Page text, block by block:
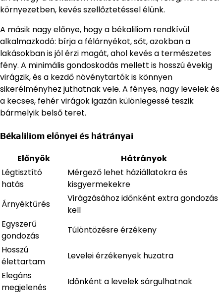
környezetben, kevés szellőztetéssel élünk.
A másik nagy előnye, hogy a békaliliom rendkívül
alkalmazkodó: bírja a félárnyékot, sőt, azokban a
lakásokban is jól érzi magát, ahol kevés a természetes
fény. A minimális gondoskodás mellett is hosszú évekig
virágzik, és a kezdő növénytartók is könnyen
sikerélményhez juthatnak vele. A fényes, nagy levelek és
a kecses, fehér virágok igazán különlegessé teszik
bármelyik belső teret.
Békaliliom előnyei és hátrányai
Előnyök
Hátrányok
Légtisztító
hatás
Mérgező lehet háziállatokra és
kisgyermekekre
Árnyéktűrés
Virágzásához időnként extra gondozás
kell
Egyszerű
gondozás
Túlöntözésre érzékeny
Hosszú
élettartam
Levelei érzékenyek huzatra
Elegáns
megjelenés
Időnként a levelek sárgulhatnak